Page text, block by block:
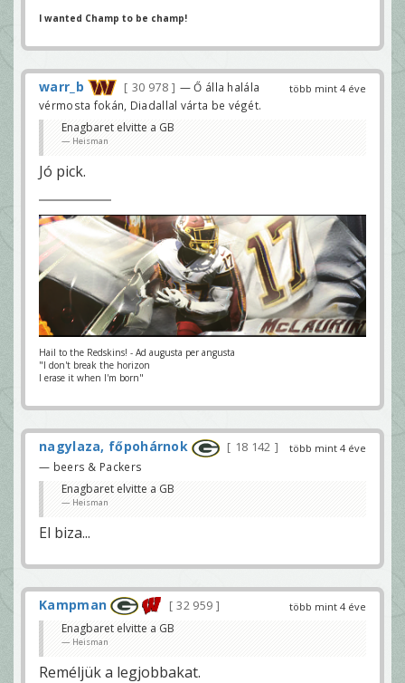
I wanted Champ to be champ!
több mint 4 éve
warr_b 30 978
— Ő álla halála
vérmosta fokán, Diadallal várta be végét.
Enagbaret elvitte a GB
Heisman
Jó pick.
Hail to the Redskins! - Ad augusta per angusta
"I don't break the horizon
I erase it when I'm born"
több mint 4 éve
nagylaza, főpohárnok 18 142
— beers & Packers
Enagbaret elvitte a GB
Heisman
El biza...
több mint 4 éve
Kampman
32 959
Enagbaret elvitte a GB
Heisman
Reméljük a legjobbakat.